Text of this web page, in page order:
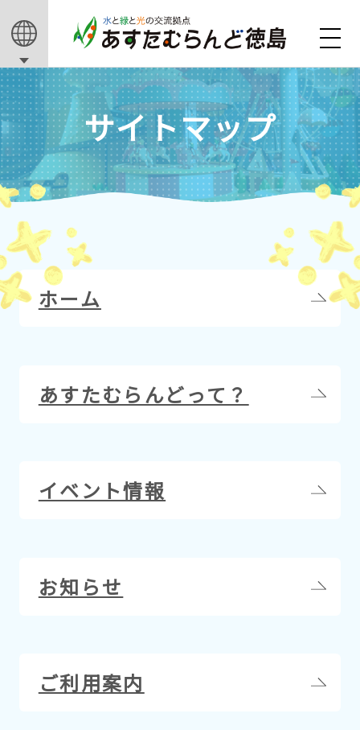
サイトマップ
ホーム
あすたむらんどって？
イベント情報
お知らせ
ご利用案内